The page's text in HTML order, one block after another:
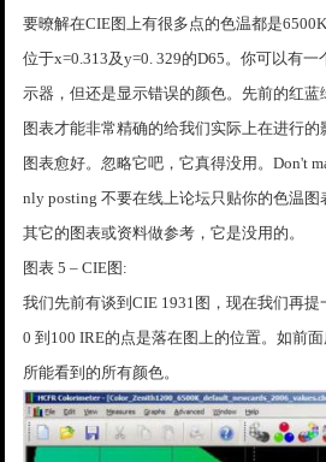
要暸解在CIE图上有很多点的色温都是
位于x=0.313及y=0. 329的D65。你可以有
示器，但还是显示错误的颜色。先前的红
图表才能非常精确的给我们实际上在进行
图表愈好。忽略它吧，它真得没用。Don't
nly posting 不要在线上论坛只贴你的色温
其它的图表或资料做参考，它是没用的。
图表 5 – CIE图:
我们先前有谈到CIE 1931图，现在我们再
0 到100 IRE的点是落在图上的位置。如前
所能看到的所有颜色。